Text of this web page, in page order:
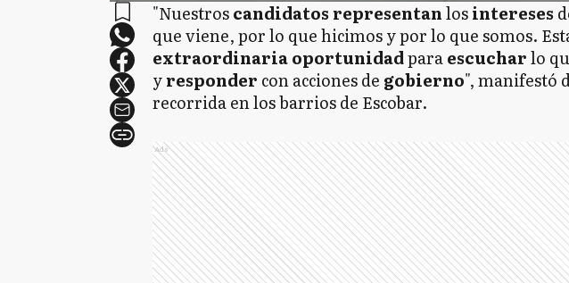
"Nuestroscandidatos representanlosintereses
que viene, por lo que hicimos y por lo que somos.
extraordinaria oportunidadparaescucharlo
yresponder con acciones de gobierno", manifestó
recorrida en los barrios de Escobar.
Ads